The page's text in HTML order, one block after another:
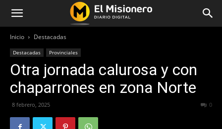
Inicio Destacadas
Destacadas Provinciales
Otra jornada calurosa y con
chaparrones en zona Norte
8 febrero, 2025 0